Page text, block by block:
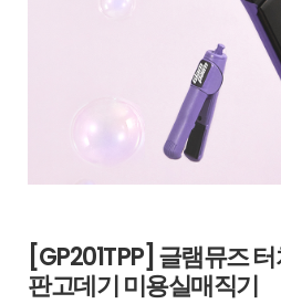
[GP201TPP] 글램뮤즈
판고데기 미용실매직기